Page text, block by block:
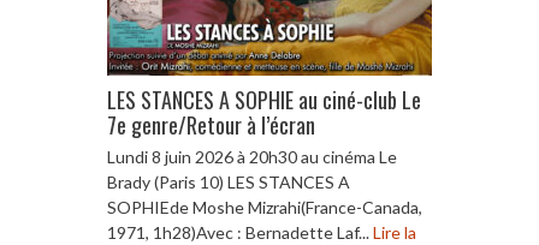
LES STANCES A SOPHIE au ciné-club Le
7e genre/Retour à l’écran
Lundi 8 juin 2026 à 20h30 au cinéma Le
Brady (Paris 10) LES STANCES A
SOPHIEde Moshe Mizrahi(France-Canada,
1971, 1h28)Avec : Bernadette Laf...Lire la